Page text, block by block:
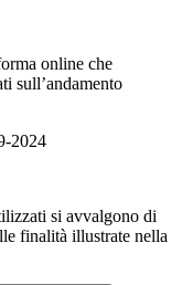
online che
sull’andamento
2024
si avvalgono di
finalità illustrate nella